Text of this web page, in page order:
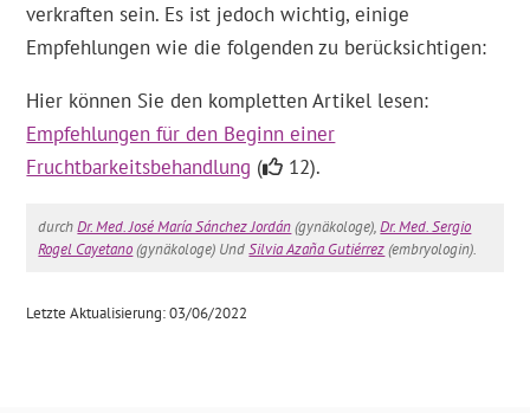
verkraften sein. Es ist jedoch wichtig, einige
Empfehlungen wie die folgenden zu berücksichtigen:
Hier können Sie den kompletten Artikel lesen:
Empfehlungen für den Beginn einer
Fruchtbarkeitsbehandlung ( 12).
durchDr. Med. José María Sánchez Jordán(gynäkologe),Dr. Med. Sergio
Rogel Cayetano(gynäkologe) UndSilvia Azaña Gutiérrez(embryologin).
Letzte Aktualisierung: 03/06/2022